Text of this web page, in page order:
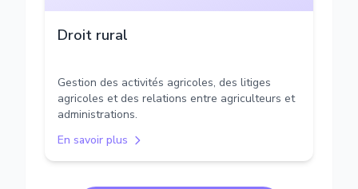
Droit rural
Gestion des activités agricoles, des litiges
agricoles et des relations entre agriculteurs et
administrations.
En savoir plus